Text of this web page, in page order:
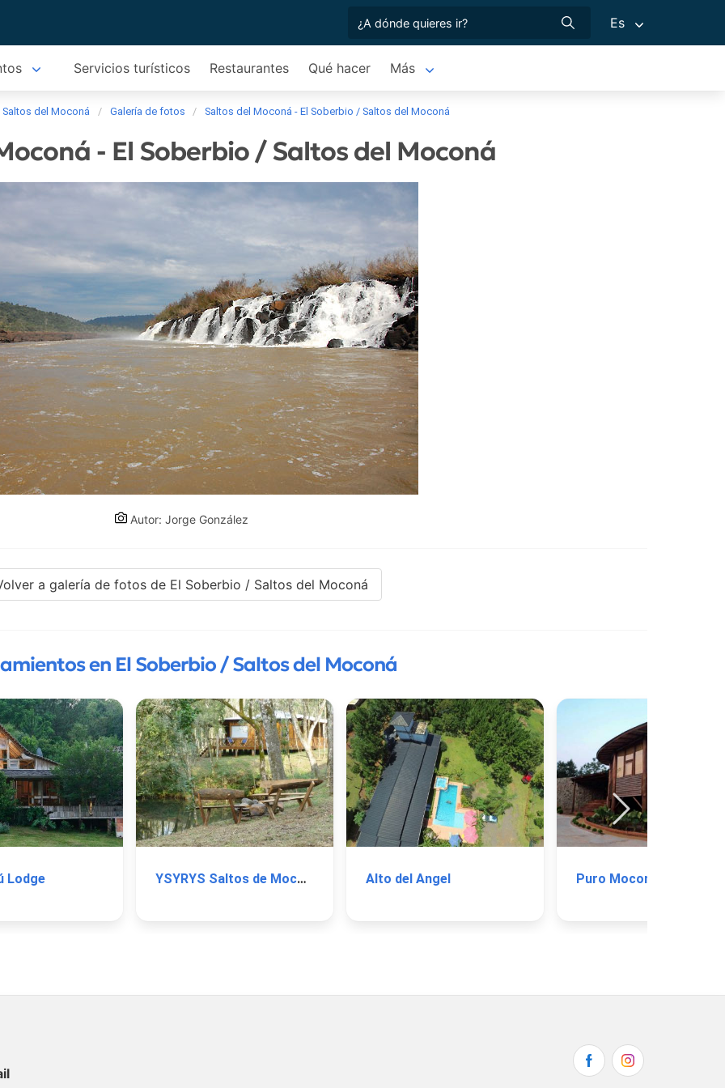
Es
Servicios turísticos Restaurantes Qué hacer Más
del Moconá Galería de fotos Saltos del Moconá - El Soberbio / Saltos del Moconá
- El Soberbio / Saltos del Moconá
Autor: Jorge González
a galería de fotos de El Soberbio / Saltos del Moconá
en El Soberbio / Saltos del Moconá
Lodge YSYRYS Saltos de Moconá Alto del Angel Puro Moconá Lodge